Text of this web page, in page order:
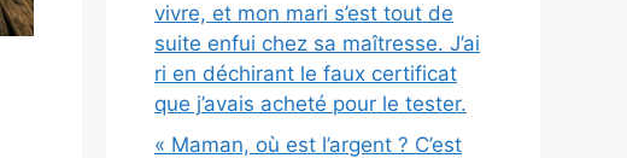
vivre, et mon mari s’est tout de
suite enfui chez sa maîtresse. J’ai
ri en déchirant le faux certificat
que j’avais acheté pour le tester.
« Maman, où est l’argent ? C’est